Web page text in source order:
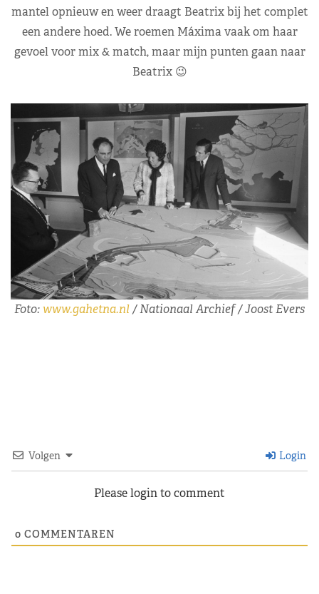
mantel opnieuw en weer draagt Beatrix bij het complet
een andere hoed. We roemen Máxima vaak om haar
gevoel voor mix & match, maar mijn punten gaan naar
Beatrix 😉
Foto:www.gahetna.nl/ Nationaal Archief / Joost Evers
Volgen Login
Please login to comment
0 COMMENTAREN